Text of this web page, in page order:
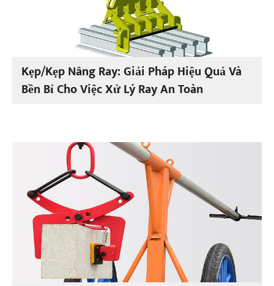
Kẹp/Kẹp Nâng Ray: Giải Pháp Hiệu Quả Và
Bền Bỉ Cho Việc Xử Lý Ray An Toàn